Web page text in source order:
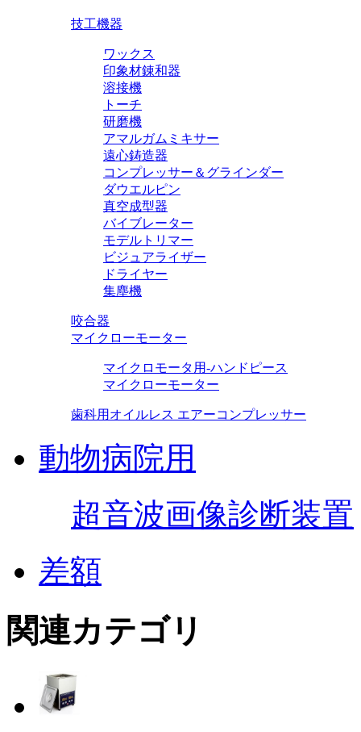
技工機器
ワックス
印象材錬和器
溶接機
トーチ
研磨機
アマルガムミキサー
遠心鋳造器
コンプレッサー＆グラインダー
ダウエルピン
真空成型器
バイブレーター
モデルトリマー
ビジュアライザー
ドライヤー
集塵機
咬合器
マイクローモーター
マイクロモータ用-ハンドピース
マイクローモーター
歯科用オイルレス エアーコンプレッサー
動物病院用
超音波画像診断装置
差額
関連カテゴリ